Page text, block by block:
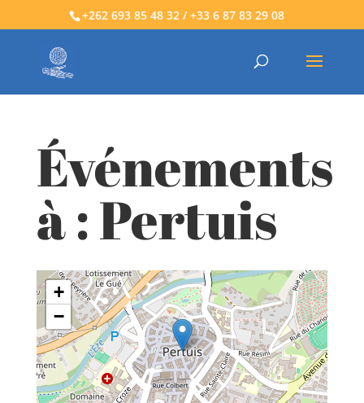
+262 693 85 48 32 / +33 6 87 83 29 08
Événements
à :Pertuis
+
−